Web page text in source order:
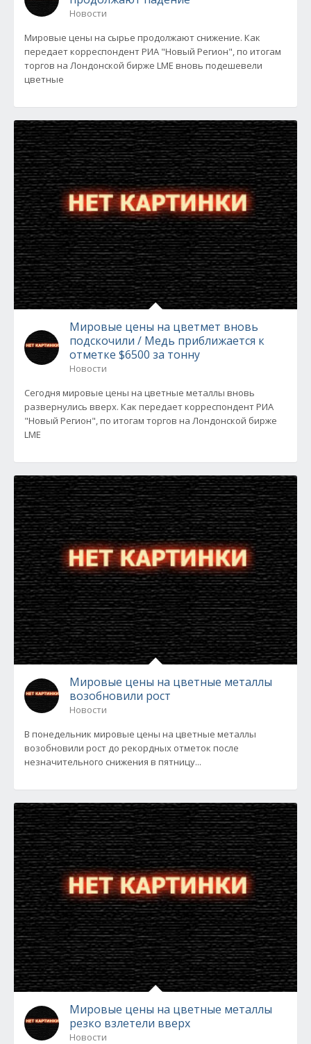
Новости
Мировые цены на сырье продолжают снижение. Как
передает корреспондент РИА "Новый Регион", по итогам
торгов на Лондонской бирже LME вновь подешевели
цветные
Мировые цены на цветмет вновь
подскочили / Медь приближается к
отметке $6500 за тонну
Новости
Сегодня мировые цены на цветные металлы вновь
развернулись вверх. Как передает корреспондент РИА
"Новый Регион", по итогам торгов на Лондонской бирже
LME
Мировые цены на цветные металлы
возобновили рост
Новости
В понедельник мировые цены на цветные металлы
возобновили рост до рекордных отметок после
незначительного снижения в пятницу...
Мировые цены на цветные металлы
резко взлетели вверх
Новости